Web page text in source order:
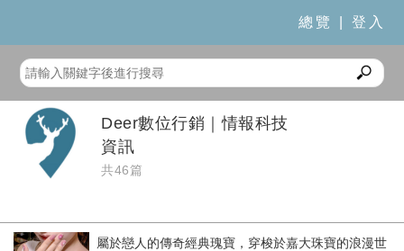
總覽 登入
Deer數位行銷｜情報科技
資訊
共46篇
屬於戀人的傳奇經典瑰寶，穿梭於嘉大珠寶的浪漫世